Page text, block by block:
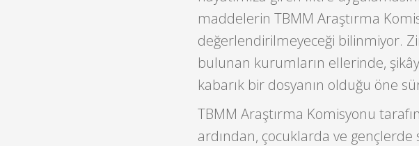
maddelerin TBMM Araştırma
değerlendirilmeyeceği bilinmiyor.
bulunan kurumların ellerinde,
kabarık bir dosyanın olduğu öne
TBMM Araştırma Komisyonu
ardından, çocuklarda ve